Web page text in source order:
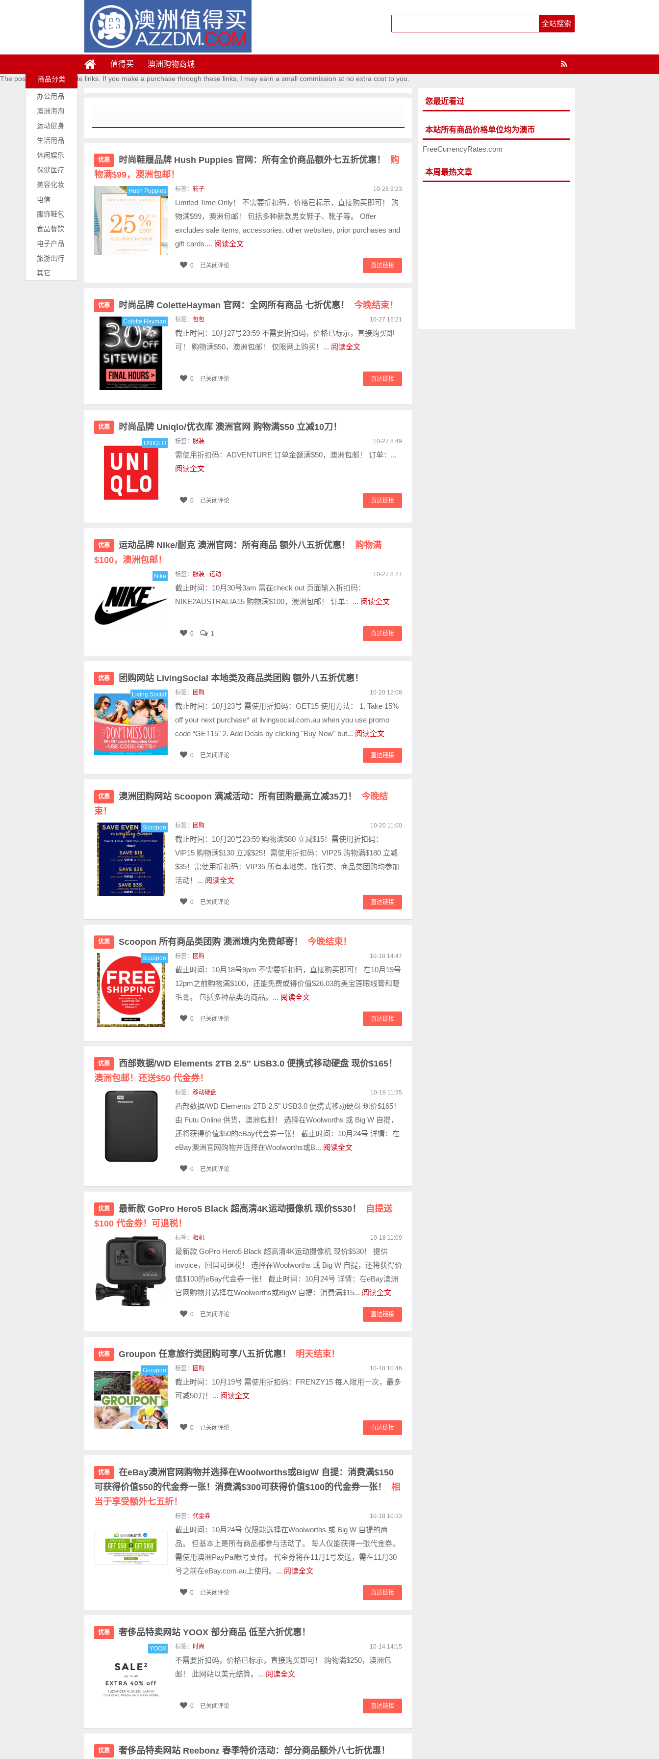
值得买 澳洲购物商城
The posts contains affiliate links. If you make a purchase through these links, I may earn a small commission at no extra cost to you.
商品分类
办公用品
澳洲海淘
运动健身
生活用品
休闲娱乐
保健医疗
美容化妆
电信
服饰鞋包
食品餐饮
电子产品
旅游出行
其它
优惠 时尚鞋履品牌 Hush Puppies 官网：所有全价商品额外七五折优惠！
购
物满$99，澳洲包邮！
Hush Puppies 标签： 鞋子 10-28 9:23
Limited Time Only！ 不需要折扣码，价格已标示，直接购买即可！ 购
物满$99，澳洲包邮！ 包括多种新款男女鞋子、靴子等。 Offer
excludes sale items, accessories, other websites, prior purchases and
gift cards.... 阅读全文
直达链接
0 已关闭评论
优惠 时尚品牌 ColetteHayman 官网：全网所有商品 七折优惠！ 今晚结束！
Colette Hayman 标签： 包包 10-27 16:21
截止时间：10月27号23:59 不需要折扣码，价格已标示，直接购买即
可！ 购物满$50，澳洲包邮！ 仅限网上购买！... 阅读全文
直达链接
0 已关闭评论
优惠 时尚品牌 Uniqlo/优衣库 澳洲官网 购物满$50 立减10刀！
UNIQLO 标签： 服装 10-27 8:49
需使用折扣码：ADVENTURE 订单金额满$50，澳洲包邮！ 订单：...
阅读全文
直达链接
0 已关闭评论
优惠 运动品牌 Nike/耐克 澳洲官网：所有商品 额外八五折优惠！
购物满
$100，澳洲包邮！
Nike 标签： 服装 运动 10-27 8:27
截止时间：10月30号3am 需在check out 页面输入折扣码：
NIKE2AUSTRALIA15 购物满$100，澳洲包邮！ 订单：... 阅读全文
直达链接
0 1
优惠 团购网站 LivingSocial 本地类及商品类团购 额外八五折优惠！
Living Social 标签： 团购 10-20 12:08
截止时间：10月23号 需使用折扣码：GET15 使用方法： 1. Take 15%
off your next purchase* at livingsocial.com.au when you use promo
code “GET15" 2. Add Deals by clicking "Buy Now" but... 阅读全文
直达链接
0 已关闭评论
优惠 澳洲团购网站 Scoopon 满减活动：所有团购最高立减35刀！
今晚结
束！
Scoopon 标签： 团购 10-20 11:00
截止时间：10月20号23:59 购物满$80 立减$15！需使用折扣码：
VIP15 购物满$130 立减$25！需使用折扣码：VIP25 购物满$180 立减
$35！需使用折扣码：VIP35 所有本地类、旅行类、商品类团购均参加
活动！... 阅读全文
直达链接
0 已关闭评论
优惠 Scoopon 所有商品类团购 澳洲境内免费邮寄！ 今晚结束！
Scoopon 标签： 团购 10-18 14:47
截止时间：10月18号9pm 不需要折扣码，直接购买即可！ 在10月19号
12pm之前购物满$100，还能免费或得价值$26.03的美宝莲眼线膏和睫
毛膏。 包括多种品类的商品。... 阅读全文
直达链接
0 已关闭评论
优惠
西部数据/WD Elements 2TB 2.5″ USB3.0 便携式移动硬盘 现价$165！
澳洲包邮！还送$50 代金券！
标签： 移动硬盘 10-18 11:35
西部数据/WD Elements 2TB 2.5" USB3.0 便携式移动硬盘 现价$165！
由 Futu Online 供货，澳洲包邮！ 选择在Woolworths 或 Big W 自提，
还将获得价值$50的eBay代金券一张！ 截止时间：10月24号 详情：在
eBay澳洲官网购物并选择在Woolworths或B... 阅读全文
0 已关闭评论
优惠 最新款 GoPro Hero5 Black 超高清4K运动摄像机 现价$530！
自提送
$100 代金券！可退税！
标签： 相机 10-18 11:09
最新款 GoPro Hero5 Black 超高清4K运动摄像机 现价$530！ 提供
invoice，回国可退税！ 选择在Woolworths 或 Big W 自提，还将获得价
值$100的eBay代金券一张！ 截止时间：10月24号 详情：在eBay澳洲
官网购物并选择在Woolworths或BigW 自提：消费满$15... 阅读全文
直达链接
0 已关闭评论
优惠 Groupon 任意旅行类团购可享八五折优惠！ 明天结束！
Groupon 标签： 团购 10-18 10:46
截止时间：10月19号 需使用折扣码：FRENZY15 每人限用一次，最多
可减50刀！... 阅读全文
直达链接
0 已关闭评论
优惠
在eBay澳洲官网购物并选择在Woolworths或BigW 自提：消费满$150
可获得价值$50的代金券一张！消费满$300可获得价值$100的代金券一张！
相
当于享受额外七五折！
标签： 代金券 10-18 10:33
截止时间：10月24号 仅限能选择在Woolworths 或 Big W 自提的商
品。 但基本上是所有商品都参与活动了。 每人仅能获得一张代金券。
需使用澳洲PayPal账号支付。 代金券将在11月1号发送，需在11月30
号之前在eBay.com.au上使用。... 阅读全文
直达链接
0 已关闭评论
优惠 奢侈品特卖网站 YOOX 部分商品 低至六折优惠！
YOOX 标签： 时尚 10-14 14:15
不需要折扣码，价格已标示，直接购买即可！ 购物满$250，澳洲包
邮！ 此网站以美元结算。... 阅读全文
直达链接
0 已关闭评论
优惠 奢侈品特卖网站 Reebonz 春季特价活动：部分商品额外八七折优惠！
您最近看过
本站所有商品价格单位均为澳币
FreeCurrencyRates.com
本周最热文章